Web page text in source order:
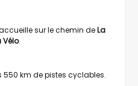
sur le chemin deLa
Vélo.
550 km de pistes cyclables.